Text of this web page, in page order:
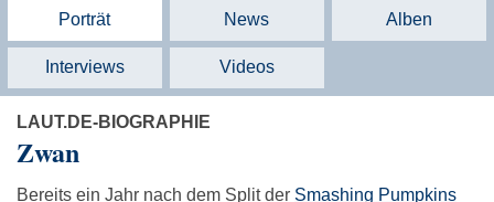
Porträt News Alben
Interviews Videos
LAUT.DE-BIOGRAPHIE
Zwan
Bereits ein Jahr nach dem Split der Smashing Pumpkins